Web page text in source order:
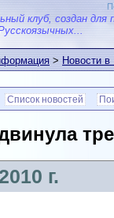
клуб, создан для
>Новости
Список новостей
г.